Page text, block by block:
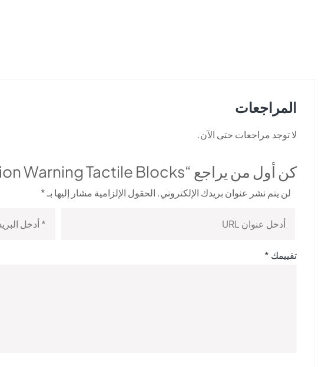
المراجعات
لا توجد مراجعات حتى الآن.
كن أول من يراجع “Foshan Morera Construction Warning Tactile Blocks”
لن يتم نشر عنوان بريدك الإلكتروني. الحقول الإلزامية مشار إليها بـ*
تقييمك *